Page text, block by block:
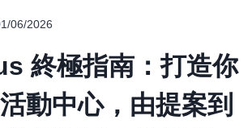
06/2026
終極指南：打造你
動中心，由提案到